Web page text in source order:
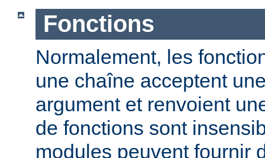
Fonctions
Normalement, les
une chaîne acceptent
argument et renvoient
de fonctions sont
modules peuvent fournir